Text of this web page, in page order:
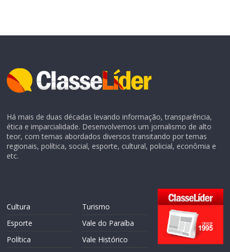
Há mais de duas décadas levando informação, transparência,
ética e imparcialidade. Desenvolvemos um jornalismo de alto
teor, com temas abordados diversos transitando por temas
regionais, política, social, esporte, cultural, policial, econômia e
etc.
Cultura
Esporte
Política
Turismo
Vale do Paraíba
Vale Histórico